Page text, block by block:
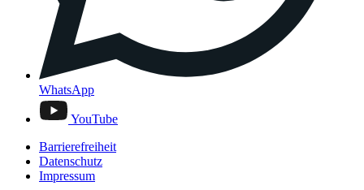
WhatsApp
YouTube
Barrierefreiheit
Datenschutz
Impressum